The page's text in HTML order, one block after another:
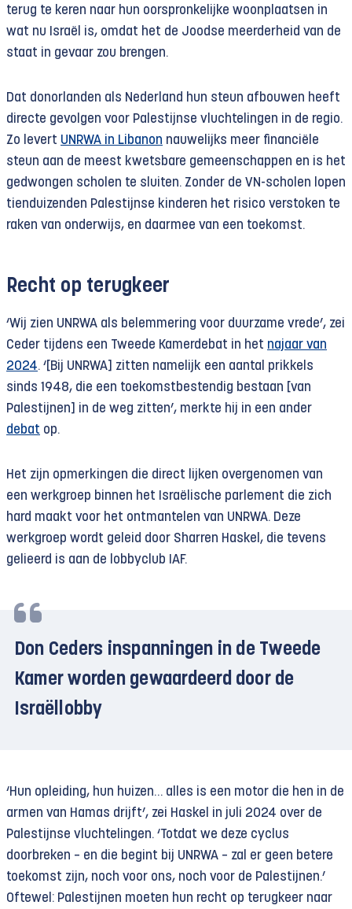
terug te keren naar hun oorspronkelijke woonplaatsen in
wat nu Israël is, omdat het de Joodse meerderheid van de
staat in gevaar zou brengen.
Dat donorlanden als Nederland hun steun afbouwen heeft
directe gevolgen voor Palestijnse vluchtelingen in de regio.
Zo levert UNRWA in Libanon nauwelijks meer financiële
steun aan de meest kwetsbare gemeenschappen en is het
gedwongen scholen te sluiten. Zonder de VN-scholen lopen
tienduizenden Palestijnse kinderen het risico verstoken te
raken van onderwijs, en daarmee van een toekomst.
Recht op terugkeer
‘Wij zien UNRWA als belemmering voor duurzame vrede’, zei
Ceder tijdens een Tweede Kamerdebat in het najaar van
2024. ‘[Bij UNRWA] zitten namelijk een aantal prikkels
sinds 1948, die een toekomstbestendig bestaan [van
Palestijnen] in de weg zitten’, merkte hij in een ander
debat op.
Het zijn opmerkingen die direct lijken overgenomen van
een werkgroep binnen het Israëlische parlement die zich
hard maakt voor het ontmantelen van UNRWA. Deze
werkgroep wordt geleid door Sharren Haskel, die tevens
gelieerd is aan de lobbyclub IAF.
Don Ceders inspanningen in de Tweede
Kamer worden gewaardeerd door de
Israëllobby
‘Hun opleiding, hun huizen… alles is een motor die hen in de
armen van Hamas drijft’, zei Haskel in juli 2024 over de
Palestijnse vluchtelingen. ‘Totdat we deze cyclus
doorbreken – en die begint bij UNRWA – zal er geen betere
toekomst zijn, noch voor ons, noch voor de Palestijnen.’
Oftewel: Palestijnen moeten hun recht op terugkeer naar